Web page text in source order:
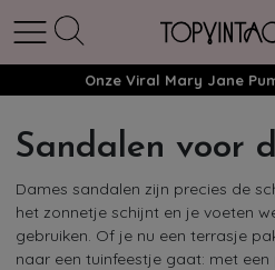
Onze Viral Mary Jane
Sandalen voor
Dames sandalen zijn precies de
het zonnetje schijnt en je voeten
gebruiken. Of je nu een terrasje
naar een tuinfeestje gaat: met